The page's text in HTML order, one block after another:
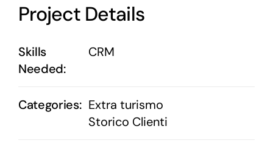
Project Details
Skills
Needed:
CRM
Categories: Extra turismo
Storico Clienti